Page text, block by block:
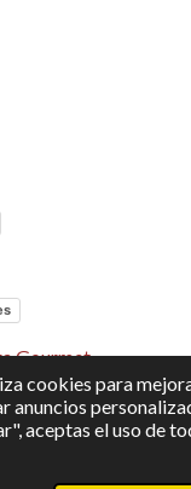
cookies para
anuncios
aceptas el uso de
Gourmet